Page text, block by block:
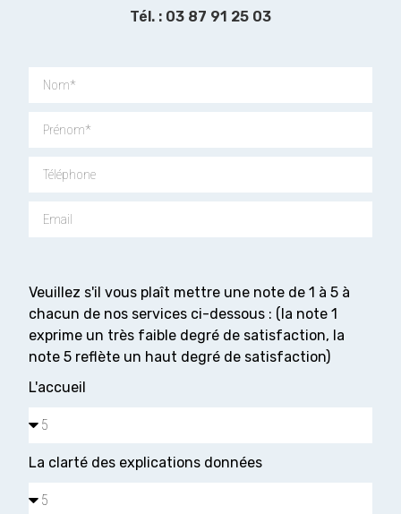
Tél. : 03 87 91 25 03
Veuillez s'il vous plaît mettre une note de 1 à 5 à
chacun de nos services ci-dessous : (la note 1
exprime un très faible degré de satisfaction, la
note 5 reflète un haut degré de satisfaction)
L'accueil
La clarté des explications données